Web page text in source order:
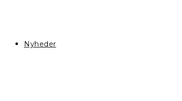
Nyheder